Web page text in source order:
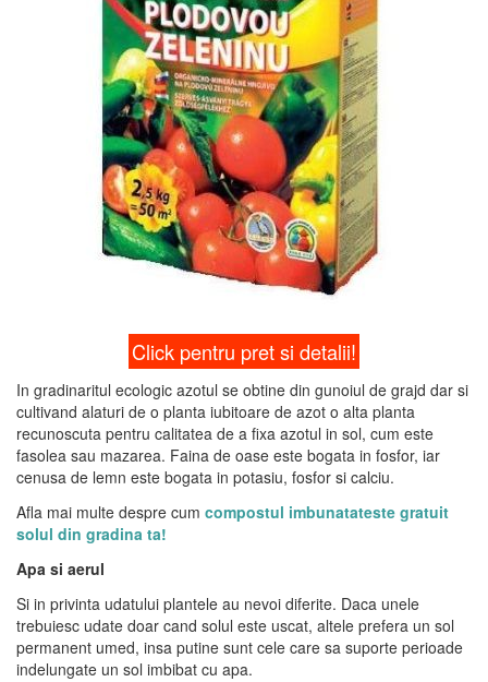
Click pentru pret si detalii!
In gradinaritul ecologic azotul se obtine din gunoiul de grajd dar si
cultivand alaturi de o planta iubitoare de azot o alta planta
recunoscuta pentru calitatea de a fixa azotul in sol, cum este
fasolea sau mazarea. Faina de oase este bogata in fosfor, iar
cenusa de lemn este bogata in potasiu, fosfor si calciu.
Afla mai multe despre cum compostul imbunatateste gratuit
solul din gradina ta!
Apa si aerul
Si in privinta udatului plantele au nevoi diferite. Daca unele
trebuiesc udate doar cand solul este uscat, altele prefera un sol
permanent umed, insa putine sunt cele care sa suporte perioade
indelungate un sol imbibat cu apa.